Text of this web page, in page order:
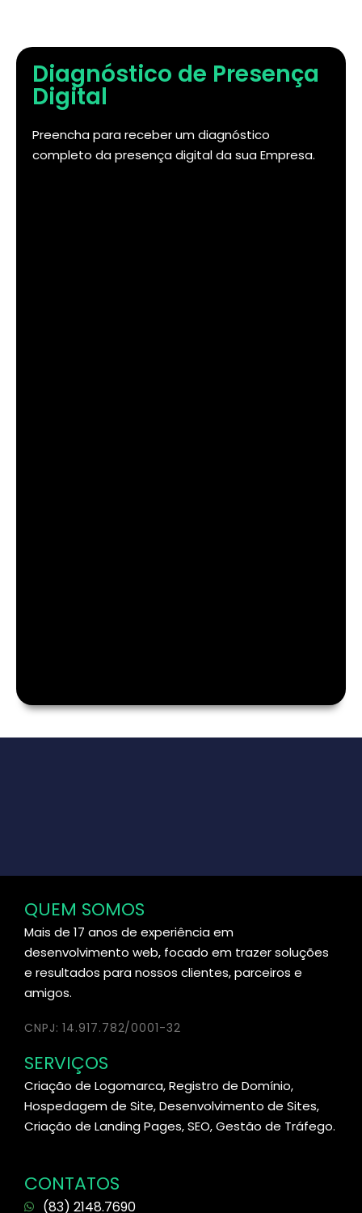
Diagnóstico de Presença
Digital
Preencha para receber um diagnóstico
completo da presença digital da sua Empresa.
QUEM SOMOS
Mais de 17 anos de experiência em
desenvolvimento web, focado em trazer soluções
e resultados para nossos clientes, parceiros e
amigos.
CNPJ: 14.917.782/0001-32
SERVIÇOS
Criação de Logomarca, Registro de Domínio,
Hospedagem de Site, Desenvolvimento de Sites,
Criação de Landing Pages, SEO, Gestão de Tráfego.
CONTATOS
(83) 2148.7690